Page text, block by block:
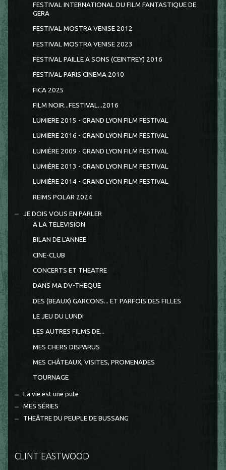
FESTIVAL INTERNATIONAL DU FILM FANTASTIQUE DE
GERA
FESTIVAL MOSTRA VENISE 2012
FESTIVAL MOSTRA VENISE 2023
FESTIVAL PAILLE A SONS (CEINTREY) 2016
FESTIVAL PARIS CINEMA 2010
FICA 2025
FILM NOIR...FESTIVAL...2016
LUMIERE 2015 - GRAND LYON FILM FESTIVAL
LUMIERE 2016 - GRAND LYON FILM FESTIVAL
LUMIÈRE 2009 - GRAND LYON FILM FESTIVAL
LUMIÈRE 2013 - GRAND LYON FILM FESTIVAL
LUMIÈRE 2014 - GRAND LYON FILM FESTIVAL
REIMS POLAR 2024
JE DOIS VOUS EN PARLER
A LA TELEVISION
BILAN DE L'ANNEE
CINE-CLUB
CONCERTS ET THEATRE
DANS MA DV-THEQUE
DES (BEAUX) GARCONS... ET PARFOIS DES FILLES
LE JEU DU LUNDI
LES AUTRES FILMS DE...
MES CHERS DISPARUS
MES CHÂTEAUX, VISITES, PROMENADES
TOURNAGE
La vie est une pute
MES SÉRIES
THEÂTRE DU PEUPLE DE BUSSANG
CLINT EASTWOOD